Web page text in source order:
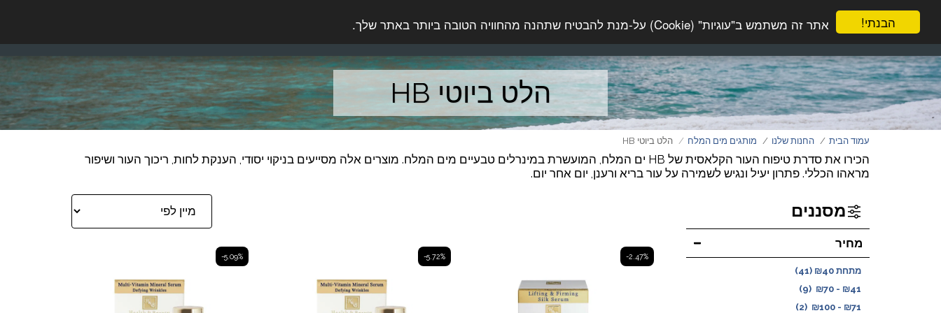
הבנתי! אתר זה משתמש ב"עוגיות" (Cookie) על-מנת להבטיח שתהנה מהחוויה הטובה ביותר באתר שלך.
עמוד הבית טיפוח הפנים טיפוח הגוף טיפוח הגבר מוצרי שיער בוץ ומלח
הלט ביוטי HB
עמוד הבית החנות שלנו מותגים מים המלח הלט ביוטי HB
הכירו את סדרת טיפוח העור הקלאסית של HB ים המלח, המועשרת במינרלים טבעיים מים המלח. מוצרים אלה מסייעים בניקוי יסודי, הענקת לחות, ריכוך העור ושיפור
מראהו הכללי. פתרון יעיל ונגיש לשמירה על עור בריא ורענן, יום אחר יום.
מסננים
מחיר
מתחת ₪40
(41)
₪41
-
₪70
(9)
₪71
-
₪100
(2)
-2.47%
-5.72%
-5.09%